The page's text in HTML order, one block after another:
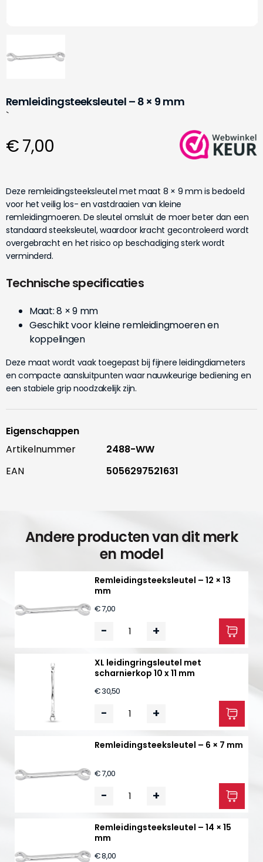
Remleidingsteeksleutel – 8 × 9 mm
`
€ 7,00
Deze remleidingsteeksleutel met maat 8 × 9 mm is bedoeld
voor het veilig los- en vastdraaien van kleine
remleidingmoeren. De sleutel omsluit de moer beter dan een
standaard steeksleutel, waardoor kracht gecontroleerd wordt
overgebracht en het risico op beschadiging sterk wordt
verminderd.
Technische specificaties
Maat: 8 × 9 mm
Geschikt voor kleine remleidingmoeren en
koppelingen
Deze maat wordt vaak toegepast bij fijnere leidingdiameters
en compacte aansluitpunten waar nauwkeurige bediening en
een stabiele grip noodzakelijk zijn.
Eigenschappen
Artikelnummer
2488-WW
EAN
5056297521631
Andere producten van dit merk
en model
Remleidingsteeksleutel – 12 × 13
mm
€ 7,00
- +
XL leidingringsleutel met
scharnierkop 10 x 11 mm
€ 30,50
- +
Remleidingsteeksleutel – 6 × 7 mm
€ 7,00
- +
Remleidingsteeksleutel – 14 × 15
mm
€ 8,00